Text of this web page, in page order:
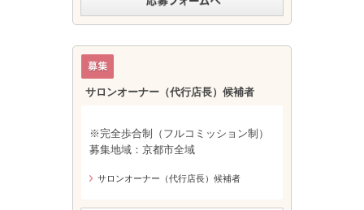
サロンオーナー（代行店長）候補者
※完全歩合制（フルコミッション制）
募集地域：京都市全域
サロンオーナー（代行店長）候補者